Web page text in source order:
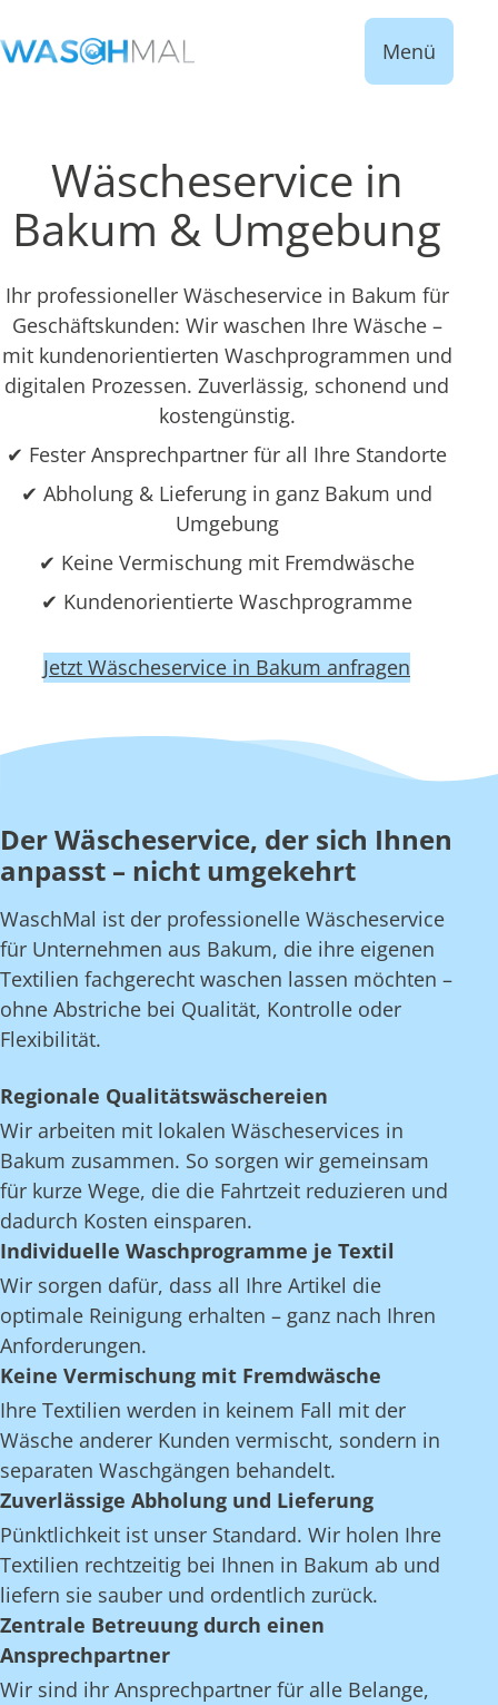
Menü
Wäscheservice in
Bakum & Umgebung
Ihr professioneller Wäscheservice in Bakum für
Geschäftskunden: Wir waschen Ihre Wäsche –
mit kundenorientierten Waschprogrammen und
digitalen Prozessen. Zuverlässig, schonend und
kostengünstig.
✔ Fester Ansprechpartner für all Ihre Standorte
✔ Abholung & Lieferung in ganz Bakum und
Umgebung
✔ Keine Vermischung mit Fremdwäsche
✔ Kundenorientierte Waschprogramme
Jetzt Wäscheservice in Bakum anfragen
Der Wäscheservice, der sich Ihnen
anpasst – nicht umgekehrt
WaschMal ist der professionelle Wäscheservice
für Unternehmen aus Bakum, die ihre eigenen
Textilien fachgerecht waschen lassen möchten –
ohne Abstriche bei Qualität, Kontrolle oder
Flexibilität.
Regionale Qualitätswäschereien
Wir arbeiten mit lokalen Wäscheservices in
Bakum zusammen. So sorgen wir gemeinsam
für kurze Wege, die die Fahrtzeit reduzieren und
dadurch Kosten einsparen.
Individuelle Waschprogramme je Textil
Wir sorgen dafür, dass all Ihre Artikel die
optimale Reinigung erhalten – ganz nach Ihren
Anforderungen.
Keine Vermischung mit Fremdwäsche
Ihre Textilien werden in keinem Fall mit der
Wäsche anderer Kunden vermischt, sondern in
separaten Waschgängen behandelt.
Zuverlässige Abholung und Lieferung
Pünktlichkeit ist unser Standard. Wir holen Ihre
Textilien rechtzeitig bei Ihnen in Bakum ab und
liefern sie sauber und ordentlich zurück.
Zentrale Betreuung durch einen
Ansprechpartner
Wir sind ihr Ansprechpartner für alle Belange,